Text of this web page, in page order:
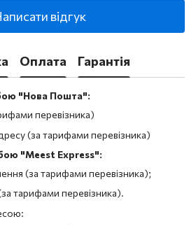
відгук
Оплата Гарантія
"Нова Пошта":
перевізника)
(за тарифами перевізника)
"Meest Express":
(за тарифами перевізника);
тарифами перевізника).